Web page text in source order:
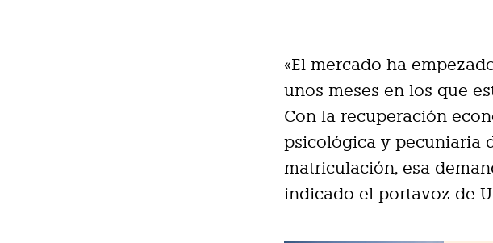
«El mercado ha
unos meses en los que
Con la recuperación
psicológica y pecuniaria
matriculación, esa
indicado el portavoz de